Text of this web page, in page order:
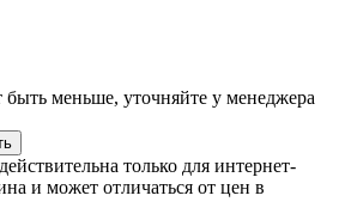
меньше, уточняйте у менеджера
только для интернет-
и может отличаться от цен в